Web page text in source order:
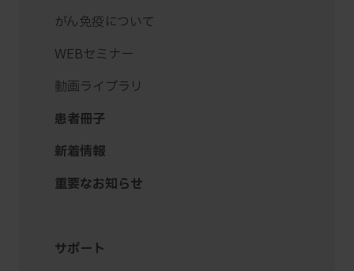
がん免疫について
WEBセミナー
動画ライブラリ
患者冊子
新着情報
重要なお知らせ
サポート